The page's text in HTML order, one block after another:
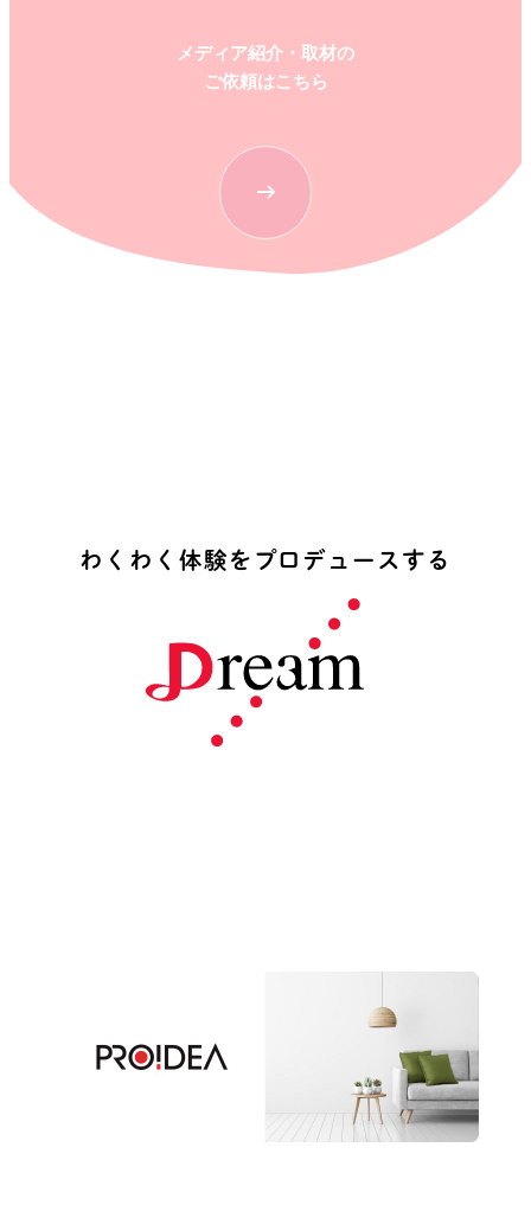
メディア紹介・取材の
ご依頼はこちら
わ く わ く 体験 を プロ デ ュ ー ス す る